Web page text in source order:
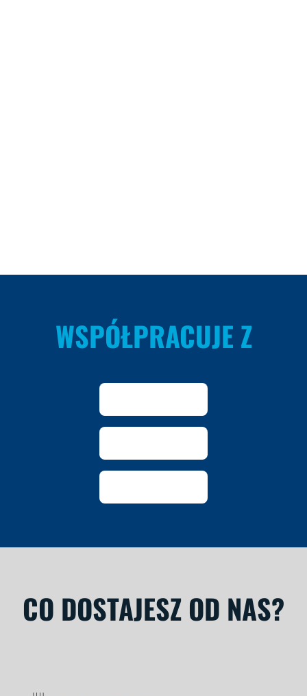
WSPÓŁPRACUJE Z
CO DOSTAJESZ OD NAS?